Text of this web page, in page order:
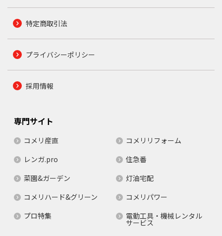
特定商取引法
プライバシーポリシー
採用情報
専門サイト
コメリ産直
コメリリフォーム
レンガ.pro
住急番
菜園&ガーデン
灯油宅配
コメリハード&グリーン
コメリパワー
プロ特集
電動工具・機械レンタル
サービス